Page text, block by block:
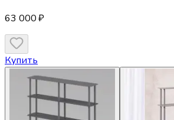
63 000 ₽
Купить